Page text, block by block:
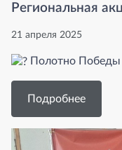
Региональная
21 апреля 2025
Полотно Победы
Подробнее